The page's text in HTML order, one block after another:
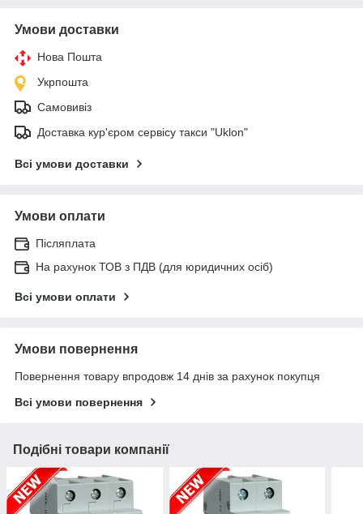
Умови доставки
Нова Пошта
Укрпошта
Самовивіз
Доставка кур'єром сервісу такси "Uklon"
Всі умови доставки
Умови оплати
Післяплата
На рахунок ТОВ з ПДВ (для юридичних осіб)
Всі умови оплати
Умови повернення
Повернення товару впродовж 14 днів за рахунок покупця
Всі умови повернення
Подібні товари компанії